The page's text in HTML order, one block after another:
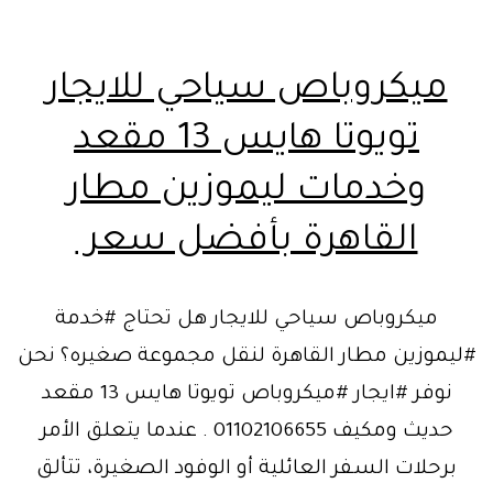
ميكروباص سياحي للايجار
تويوتا هايس 13 مقعد
وخدمات ليموزين مطار
القاهرة بأفضل سعر
ميكروباص سياحي للايجار هل تحتاج #خدمة
#ليموزين مطار القاهرة لنقل مجموعة صغيره؟ نحن
نوفر #ايجار #ميكروباص تويوتا هايس 13 مقعد
حديث ومكيف 01102106655 . عندما يتعلق الأمر
برحلات السفر العائلية أو الوفود الصغيرة، تتألق